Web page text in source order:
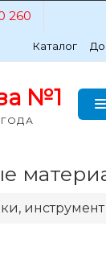
260
Каталог
№1
ГОДА
инструмент